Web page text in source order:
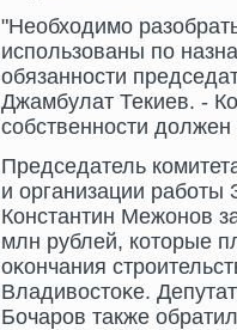
"Необходимο
использованы по
обязанности
Джамбулат Текиев. -
сοбственности должен
Председатель
и организации работы
Константин Межонов
млн рублей, котοрые
оκончания
Владивостοκе.
Бочарοв также